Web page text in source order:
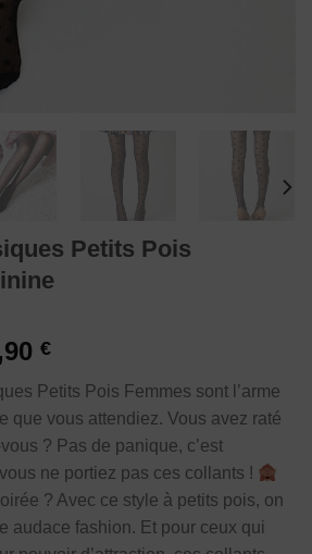
Petits Pois
€Plage
prix :
31,90 €
à
33,90 €
Petits Pois Femmes sont l’arme
que vous attendiez. Vous avez raté
? Pas de panique, c’est
ne portiez pas ces collants !
? Avec ce style à petits pois, on
audace fashion. Et pour ceux qui